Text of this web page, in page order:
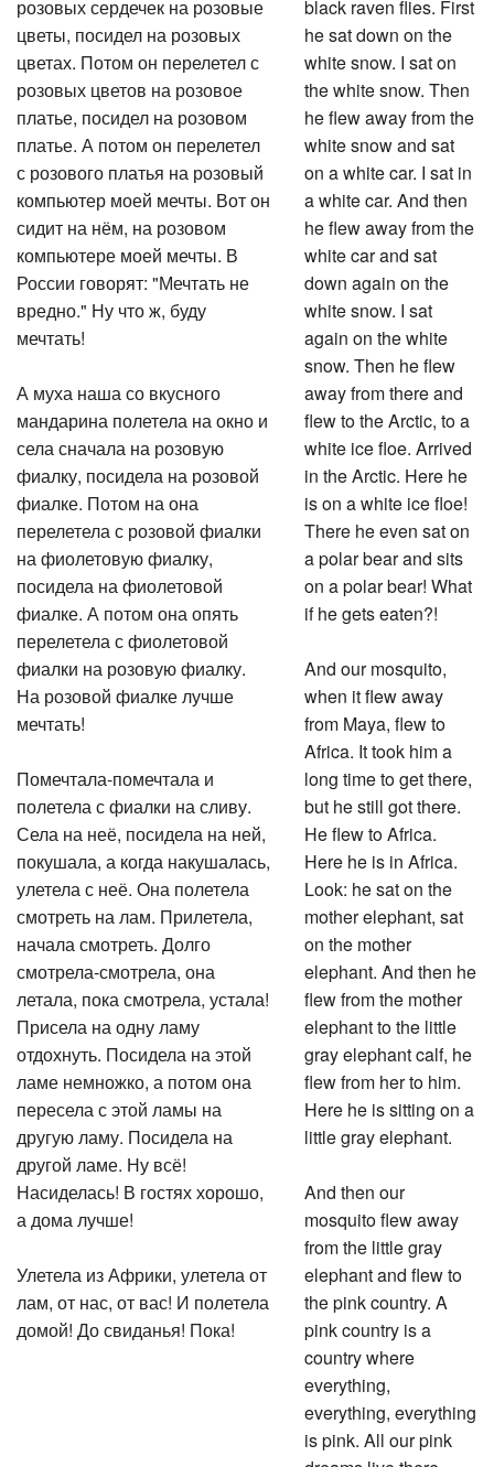
розовых сердечек на розовые
цветы, посидел на розовых
цветах. Потом он перелетел с
розовых цветов на розовое
платье, посидел на розовом
платье. А потом он перелетел
с розового платья на розовый
компьютер моей мечты. Вот он
сидит на нём, на розовом
компьютере моей мечты. В
России говорят: "Мечтать не
вредно." Ну что ж, буду
мечтать!
А муха наша со вкусного
мандарина полетела на окно и
села сначала на розовую
фиалку, посидела на розовой
фиалке. Потом на она
перелетела с розовой фиалки
на фиолетовую фиалку,
посидела на фиолетовой
фиалке. А потом она опять
перелетела с фиолетовой
фиалки на розовую фиалку.
На розовой фиалке лучше
мечтать!
Помечтала-помечтала и
полетела с фиалки на сливу.
Села на неё, посидела на ней,
покушала, а когда накушалась,
улетела с неё. Она полетела
смотреть на лам. Прилетела,
начала смотреть. Долго
смотрела-смотрела, она
летала, пока смотрела, устала!
Присела на одну ламу
отдохнуть. Посидела на этой
ламе немножко, а потом она
пересела с этой ламы на
другую ламу. Посидела на
другой ламе. Ну всё!
Насиделась! В гостях хорошо,
а дома лучше!
Улетела из Африки, улетела от
лам, от нас, от вас! И полетела
домой! До свиданья! Пока!
black raven flies. First
he sat down on the
white snow. I sat on
the white snow. Then
he flew away from the
white snow and sat
on a white car. I sat in
a white car. And then
he flew away from the
white car and sat
down again on the
white snow. I sat
again on the white
snow. Then he flew
away from there and
flew to the Arctic, to a
white ice floe. Arrived
in the Arctic. Here he
is on a white ice floe!
There he even sat on
a polar bear and sits
on a polar bear! What
if he gets eaten?!
And our mosquito,
when it flew away
from Maya, flew to
Africa. It took him a
long time to get there,
but he still got there.
He flew to Africa.
Here he is in Africa.
Look: he sat on the
mother elephant, sat
on the mother
elephant. And then he
flew from the mother
elephant to the little
gray elephant calf, he
flew from her to him.
Here he is sitting on a
little gray elephant.
And then our
mosquito flew away
from the little gray
elephant and flew to
the pink country. A
pink country is a
country where
everything,
everything, everything
is pink. All our pink